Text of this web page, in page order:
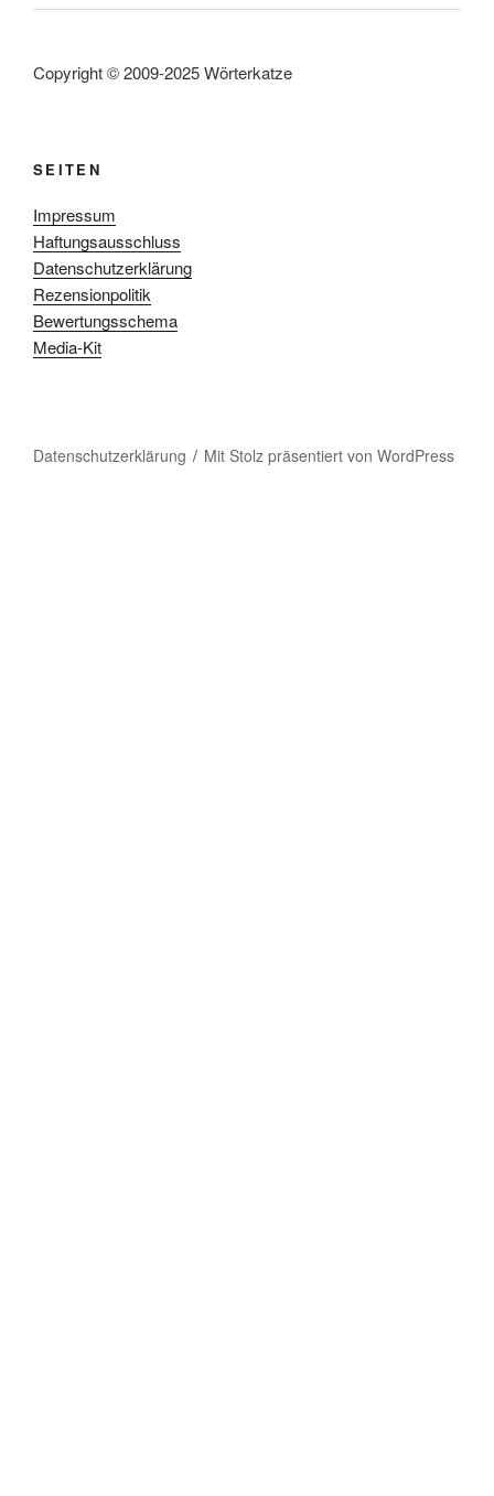
Copyright © 2009-2025 Wörterkatze
SEITEN
Impressum
Haftungsausschluss
Datenschutzerklärung
Rezensionpolitik
Bewertungsschema
Media-Kit
Datenschutzerklärung Mit Stolz präsentiert von WordPress